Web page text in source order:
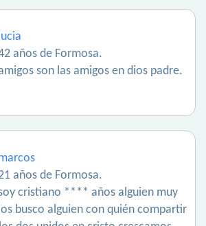
años de Formosa.
son las amigos en dios padre.
años de Formosa.
cristiano **** años alguien muy
busco alguien con quién compartir